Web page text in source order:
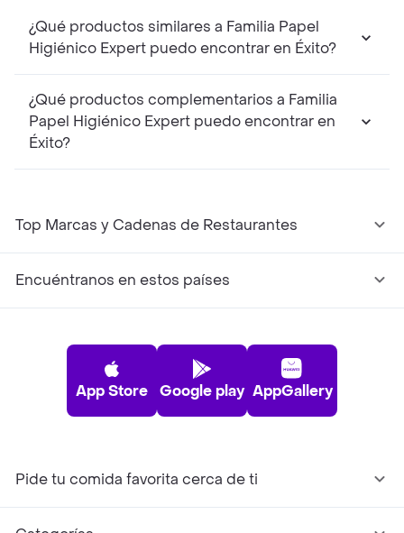
¿Qué productos similares a Familia Papel
Higiénico Expert puedo encontrar en Éxito?
¿Qué productos complementarios a Familia
Papel Higiénico Expert puedo encontrar en
Éxito?
Top Marcas y Cadenas de Restaurantes
Encuéntranos en estos países
App Store Google play AppGallery
Pide tu comida favorita cerca de ti